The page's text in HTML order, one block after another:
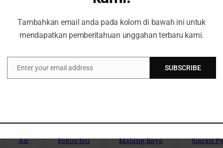
7 Wilayah Malang Raya Siaran Pers July 8,
Menolak Pembangunan
Air Fokus Isu Malang Raya Siaran
Tambahkan email anda pada kolom di bawah ini untuk
mendapatkan pemberitahuan unggahan terbaru kami.
Email
Enter your email address SUBSCRIBE